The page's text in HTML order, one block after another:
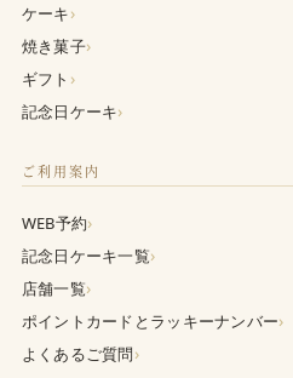
ケーキ›
焼き菓子›
ギフト ›
記念日ケーキ›
ご利用案内
WEB予約›
記念日ケーキ一覧›
店舗一覧›
ポイントカードとラッキーナンバー›
よくあるご質問›